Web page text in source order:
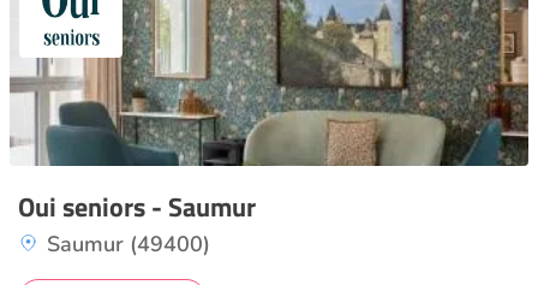
Oui seniors - Saumur
Saumur (49400)